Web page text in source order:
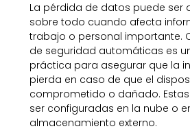
La pérdida de datos puede ser
sobre todo cuando afecta
trabajo o personal importante.
de seguridad automáticas es
práctica para asegurar que la
pierda en caso de que el
comprometido o dañado.
ser configuradas en la nube o
almacenamiento externo.